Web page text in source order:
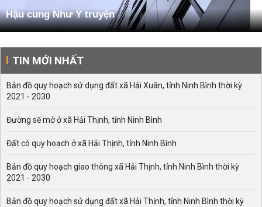
Hậu cung Như Ý truyện
TIN MỚI NHẤT
Bản đồ quy hoạch sử dụng đất xã Hải Xuân, tỉnh Ninh Bình thời kỳ
2021 - 2030
Đường sẽ mở ở xã Hải Thịnh, tỉnh Ninh Bình
Đất có quy hoạch ở xã Hải Thịnh, tỉnh Ninh Bình
Bản đồ quy hoạch giao thông xã Hải Thịnh, tỉnh Ninh Bình thời kỳ
2021 - 2030
Bản đồ quy hoạch sử dụng đất xã Hải Thịnh, tỉnh Ninh Bình thời kỳ